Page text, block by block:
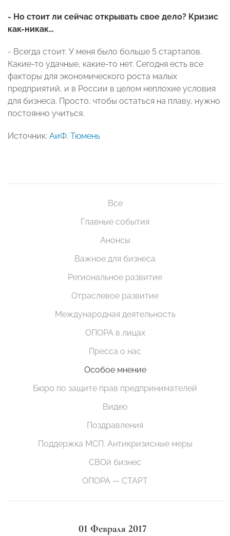
- Но стоит ли сейчас открывать свое дело? Кризис
как-никак…
- Всегда стоит. У меня было больше 5 стартапов.
Какие-то удачные, какие-то нет. Сегодня есть все
факторы для экономического роста малых
предприятий, и в России в целом неплохие условия
для бизнеса. Просто, чтобы остаться на плаву, нужно
постоянно учиться.
Источник: АиФ. Тюмень
Все
Главные события
Анонсы
Важное для бизнеса
Региональное развитие
Отраслевое развитие
Международная деятельность
ОПОРА в лицах
Пресса о нас
Особое мнение
Бюро по защите прав предпринимателей
Видео
Поздравления
Поддержка МСП. Антикризисные меры
СВОй бизнес
ОПОРА — СТАРТ
01 Февраля 2017